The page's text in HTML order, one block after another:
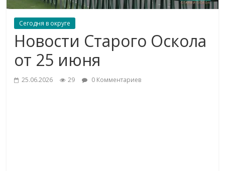
Сегодня в округе
Новости Старого Оскола
от 25 июня
25.06.2026 29 0 Комментариев